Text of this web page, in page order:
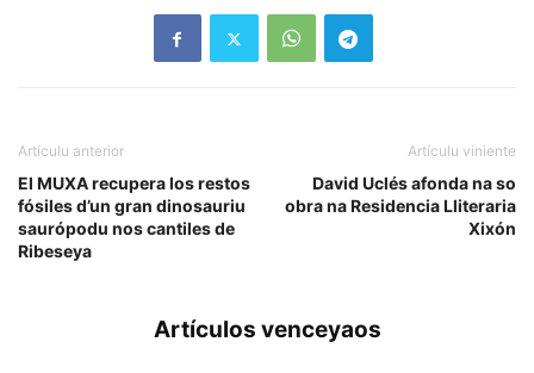
Artículu anterior
El MUXA recupera los restos
fósiles d’un gran dinosauriu
saurópodu nos cantiles de
Ribeseya
Artículu viniente
David Uclés afonda na so
obra na Residencia Lliteraria
Xixón
Artículos venceyaos